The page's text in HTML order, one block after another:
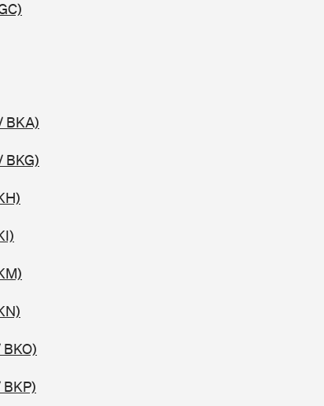
BKA)
BKG)